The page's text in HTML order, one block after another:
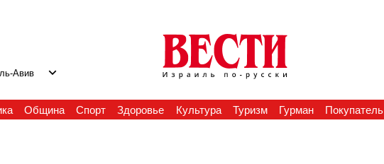
Авив
Община Спорт Здоровье Культура Туризм Гурман Покупатель